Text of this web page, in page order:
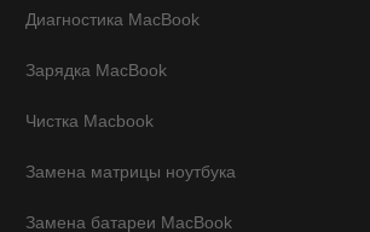
Диагностика MacBook
Зарядка MacBook
Чистка Macbook
Замена матрицы ноутбука
Замена батареи MacBook